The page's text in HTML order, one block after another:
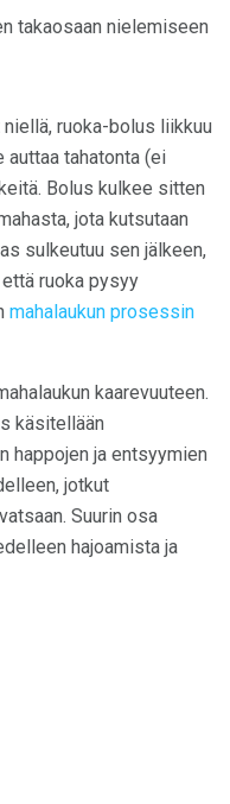
takaosaan nielemiseen
niellä, ruoka-bolus liikkuu
auttaa tahatonta (ei
Bolus kulkee sitten
jota kutsutaan
sulkeutuu sen jälkeen,
ruoka pysyy
mahalaukun prosessin
kaarevuuteen.
käsitellään
happojen ja entsyymien
jotkut
Suurin osa
hajoamista ja